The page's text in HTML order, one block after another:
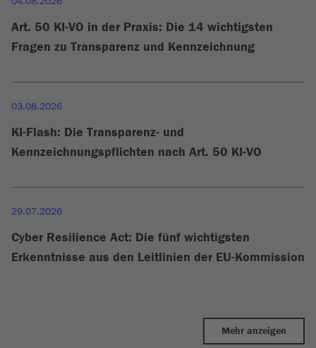
Art. 50 KI-VO in der Praxis: Die 14 wichtigsten
Fragen zu Transparenz und Kennzeichnung
03.08.2026
KI-Flash: Die Transparenz- und
Kennzeichnungspflichten nach Art. 50 KI-VO
29.07.2026
Cyber Resilience Act: Die fünf wichtigsten
Erkenntnisse aus den Leitlinien der EU-Kommission
Mehr anzeigen